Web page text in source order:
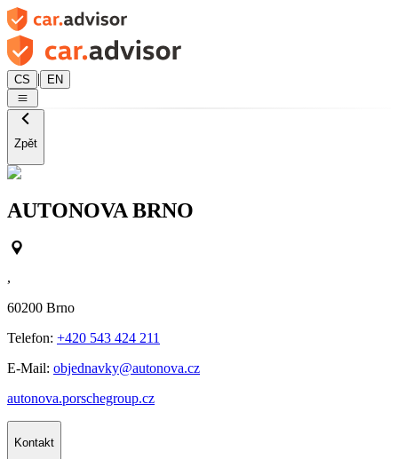
CS | EN
Zpět
AUTONOVA BRNO
,
60200 Brno
Telefon: +420 543 424 211
E-Mail: objednavky@autonova.cz
autonova.porschegroup.cz
Kontakt